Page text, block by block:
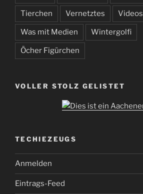
Tierchen Vernetztes Videos
Was mit Medien Wintergolfi
Öcher Figürchen
VOLLER STOLZ GELISTET
TECHIEZEUGS
Anmelden
Eintrags-Feed